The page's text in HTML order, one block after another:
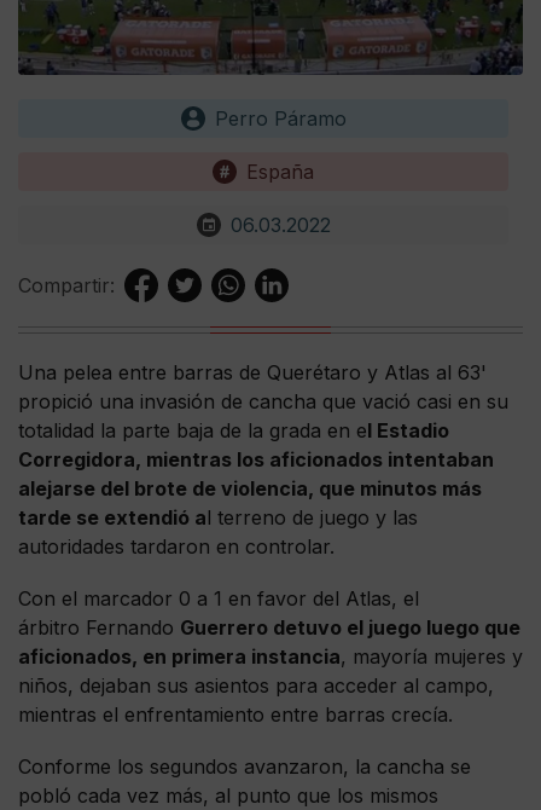
Perro Páramo
España
06.03.2022
Compartir:
Una pelea entre barras de Querétaro y Atlas al 63'
propició una invasión de cancha que vació casi en su
totalidad la parte baja de la grada en el Estadio
Corregidora, mientras los aficionados intentaban
alejarse del brote de violencia, que minutos más
tarde se extendió al terreno de juego y las
autoridades tardaron en controlar.
Con el marcador 0 a 1 en favor del Atlas, el
árbitro Fernando Guerrero detuvo el juego luego que
aficionados, en primera instancia, mayoría mujeres y
niños, dejaban sus asientos para acceder al campo,
mientras el enfrentamiento entre barras crecía.
Conforme los segundos avanzaron, la cancha se
pobló cada vez más, al punto que los mismos